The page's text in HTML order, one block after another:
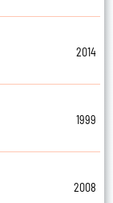
2014
1999
2008